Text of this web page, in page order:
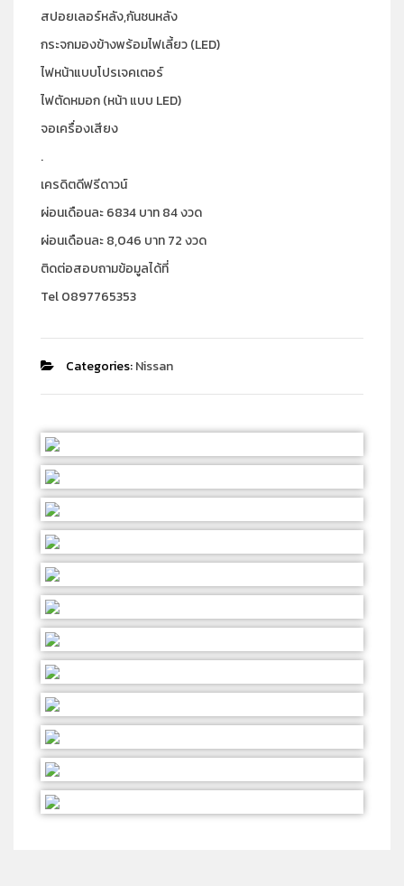
สปอยเลอร์หลัง,กันชนหลัง
กระจกมองข้างพร้อมไฟเลี้ยว (LED)
ไฟหน้าแบบโปรเจคเตอร์
ไฟตัดหมอก (หน้า แบบ LED)
จอเครื่องเสียง
.
เครดิตดีฟรีดาวน์
ผ่อนเดือนละ 6834 บาท 84 งวด
ผ่อนเดือนละ 8,046 บาท 72 งวด
ติดต่อสอบถามข้อมูลได้ที่
Tel 0897765353
Categories:Nissan